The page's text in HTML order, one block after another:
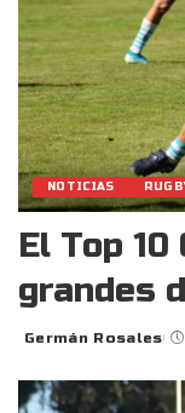
NOTICIAS
El Top
grandes
Posted
Germán Rosales